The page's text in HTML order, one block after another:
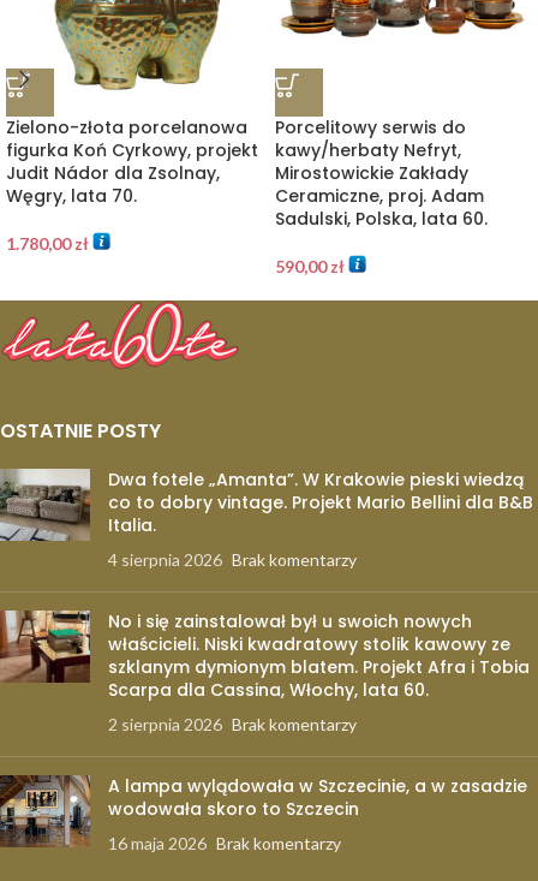
Zielono-złota porcelanowa
figurka Koń Cyrkowy, projekt
Judit Nádor dla Zsolnay,
Węgry, lata 70.
1.780,00zł
Porcelitowy serwis do
kawy/herbaty Nefryt,
Mirostowickie Zakłady
Ceramiczne, proj. Adam
Sadulski, Polska, lata 60.
590,00zł
OSTATNIE POSTY
Dwa fotele „Amanta”. W Krakowie pieski wiedzą
co to dobry vintage. Projekt Mario Bellini dla B&B
Italia.
4 sierpnia 2026 Brak komentarzy
No i się zainstalował był u swoich nowych
właścicieli. Niski kwadratowy stolik kawowy ze
szklanym dymionym blatem. Projekt Afra i Tobia
Scarpa dla Cassina, Włochy, lata 60.
2 sierpnia 2026 Brak komentarzy
A lampa wylądowała w Szczecinie, a w zasadzie
wodowała skoro to Szczecin
16 maja 2026 Brak komentarzy